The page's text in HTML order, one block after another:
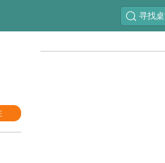
寻找